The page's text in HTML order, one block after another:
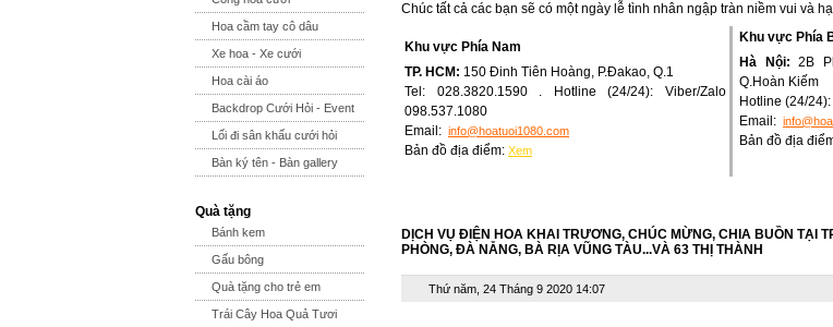
Hoa cầm tay cô dâu
Xe hoa - Xe cưới
Hoa cài áo
Backdrop Cưới Hỏi - Event
Lối đi sân khấu cưới hỏi
Bàn ký tên - Bàn gallery
Quà tặng
Bánh kem
Gấu bông
Quà tặng cho trẻ em
Trái Cây Hoa Quả Tươi
Chúc tất cả các bạn sẽ có một ngày lễ tình nhân ngập tràn niềm vui và
Khu vực Phía Nam
TP. HCM: 150 Đinh Tiên Hoàng, P.Đakao, Q.1
Tel: 028.3820.1590 . Hotline (24/24): Viber/Zalo
098.537.1080
Email: info@hoatuoi1080.com
Bản đồ địa điểm: Xem
Khu vực Phía
Hà Nội: 2B
Q.Hoàn Kiếm
Hotline (24/
Email:
Bản đồ địa
DỊCH VỤ ĐIỆN HOA KHAI TRƯƠNG, CHÚC MỪNG, CHIA BUỒN TẠI
PHÒNG, ĐÀ NẴNG, BÀ RỊA VŨNG TÀU...VÀ 63 THỊ THÀNH
Thứ năm, 24 Tháng 9 2020 14:07